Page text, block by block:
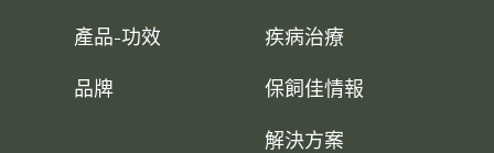
產品-功效
品牌
疾病治療
保飼佳情報
解決方案